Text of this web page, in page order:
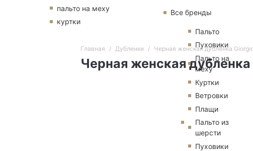
Все бренды
Пальто
Пуховики
Пальто на
меху
Куртки
Ветровки
Плащи
Пальто из
шерсти
Пуховики
пальто на меху
куртки
Главная Дубленки Черная женская дубленка
Черная женская